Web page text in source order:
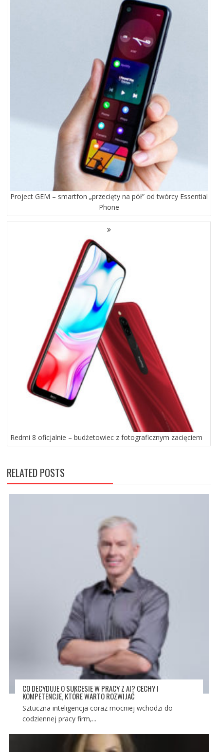
Project GEM – smartfon „przecięty na pół” od twórcy Essential
Phone
Redmi 8 oficjalnie – budżetowiec z fotograficznym zacięciem
RELATED POSTS
CO DECYDUJE O SUKCESIE W PRACY Z AI? CECHY I
KOMPETENCJE, KTÓRE WARTO ROZWIJAĆ
Sztuczna inteligencja coraz mocniej wchodzi do
codziennej pracy firm,...